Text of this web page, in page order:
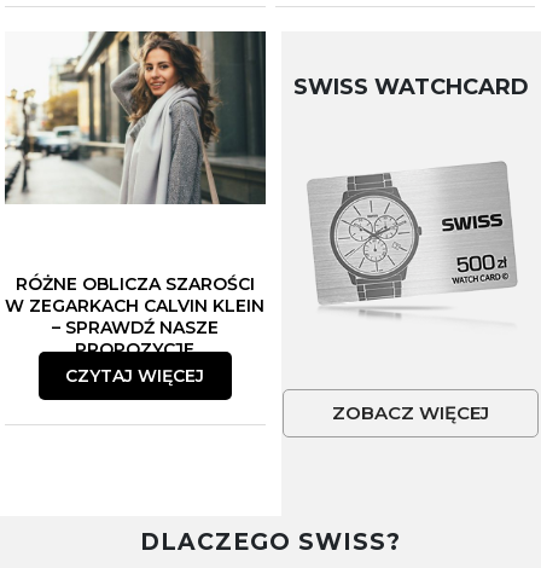
RÓŻNE OBLICZA SZAROŚCI
W ZEGARKACH CALVIN KLEIN
– SPRAWDŹ NASZE
PROPOZYCJE
CZYTAJ WIĘCEJ
SWISS WATCHCARD
ZOBACZ WIĘCEJ
DLACZEGO SWISS?
ZAPISZ SIĘ DO NEWSLETTERA
Czekają na Ciebie...
-10% NA ZEGARKI I BIŻUTERIĘ